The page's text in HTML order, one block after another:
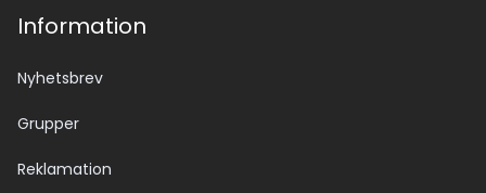
Information
Nyhetsbrev
Grupper
Reklamation